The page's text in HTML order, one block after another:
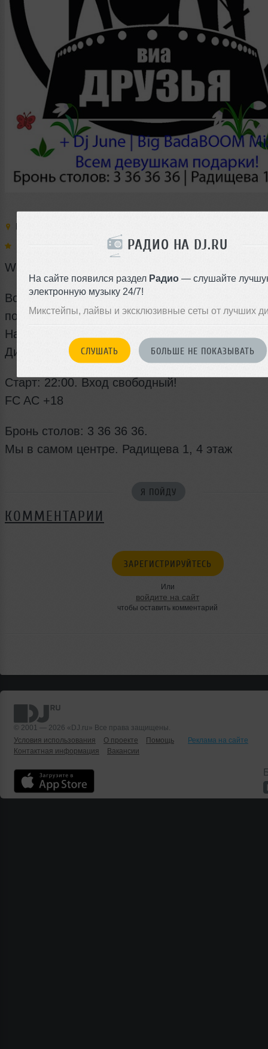
РАДИО НА DJ.RU
На сайте появился раздел Радио — слушайте
электронную музыку 24/7!
Микстейпы, лайвы и эксклюзивные сеты от лучших
СЛУШАТЬ БОЛЬШЕ НЕ ПОКАЗЫВАТЬ
Место:
Women's Day
Всех милых дам с праздником! Всем
подарки!
На сцене наши добрые друзья - ВИА Друзья
Диски крутит Dj June | Big BadaBOOM Mix
Старт: 22:00. Вход свободный!
FC AC +18
Бронь столов: 3 36 36 36.
Мы в самом центре. Радищева 1, 4 этаж
Я ПОЙДУ
КОММЕНТАРИИ
ЗАРЕГИСТРИРУЙТЕСЬ
Или
войдите на сайт
чтобы оставить комментарий
© 2001 — 2026 «DJ.ru» Все права защищены.
Условия использования
О проекте Помощь
Реклама на сайте
Контактная информация
Вакансии